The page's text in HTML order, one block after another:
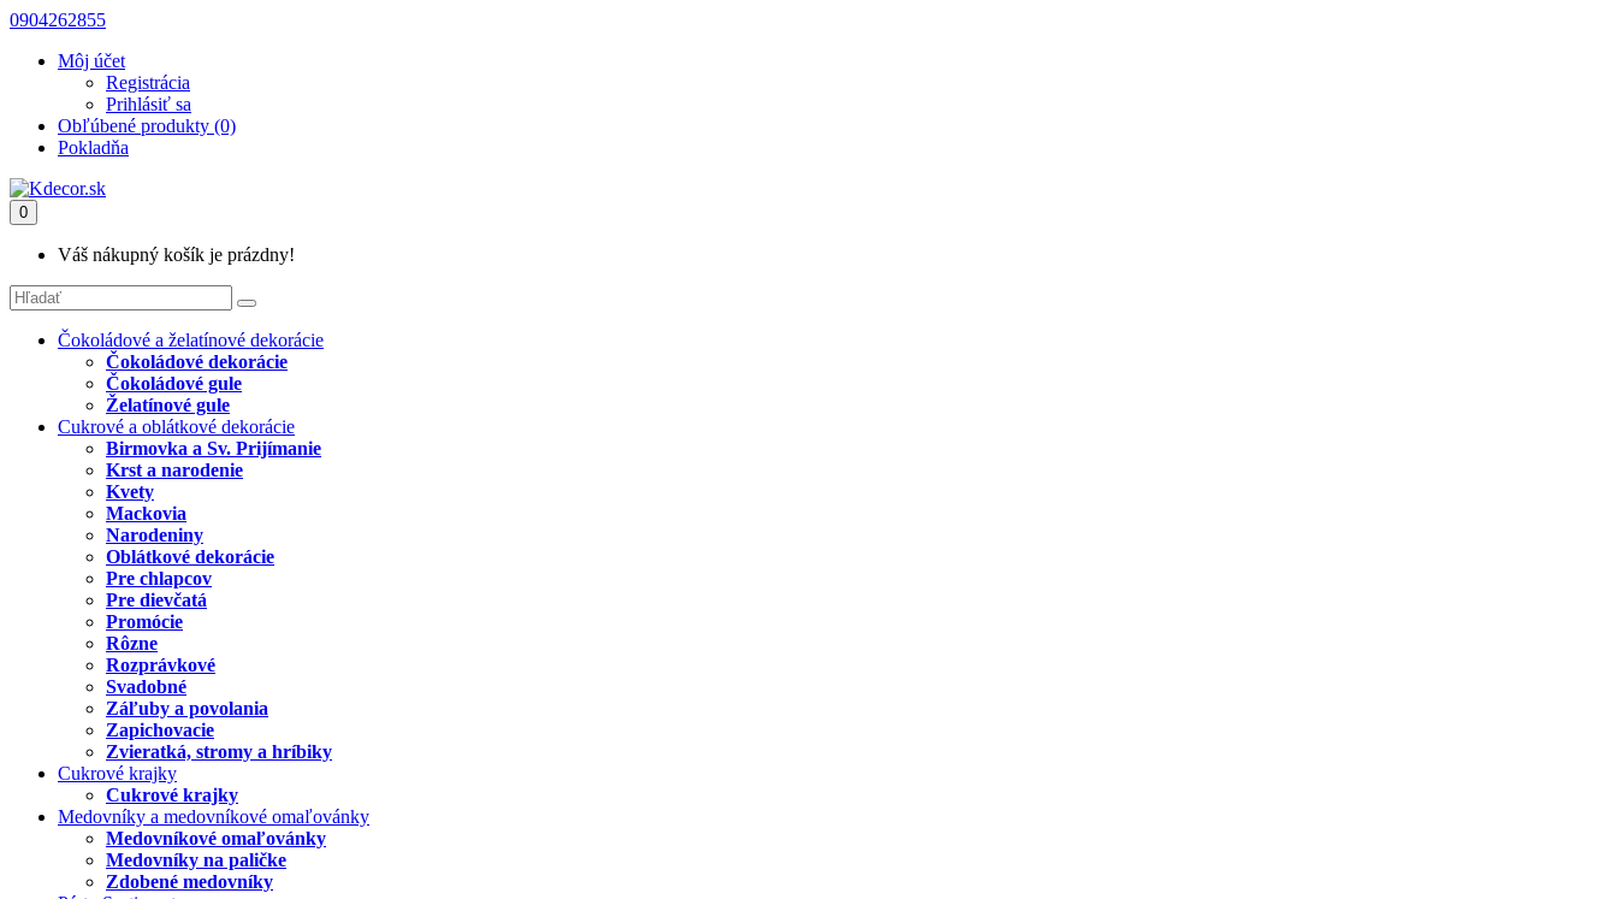
0904262855
Môj účet
Registrácia
Prihlásiť sa
Obľúbené produkty (0)
Pokladňa
0
Váš nákupný košík je prázdny!
Čokoládové a želatínové dekorácie
Čokoládové dekorácie
Čokoládové gule
Želatínové gule
Cukrové a oblátkové dekorácie
Birmovka a Sv. Prijímanie
Krst a narodenie
Kvety
Mackovia
Narodeniny
Oblátkové dekorácie
Pre chlapcov
Pre dievčatá
Promócie
Rôzne
Rozprávkové
Svadobné
Záľuby a povolania
Zapichovacie
Zvieratká, stromy a hríbiky
Cukrové krajky
Cukrové krajky
Medovníky a medovníkové omaľovánky
Medovníkové omaľovánky
Medovníky na paličke
Zdobené medovníky